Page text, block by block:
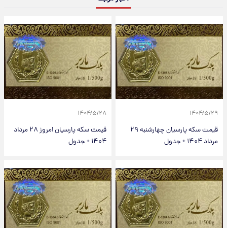
۱۴۰۴/۵/۲۹
قیمت سکه پارسیان چهارشنبه ۲۹
مرداد ۱۴۰۴ + جدول
۱۴۰۴/۵/۲۸
قیمت سکه پارسیان امروز ۲۸ مرداد
۱۴۰۴ + جدول